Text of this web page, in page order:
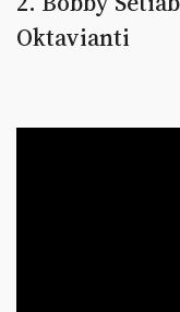
Oktavianti